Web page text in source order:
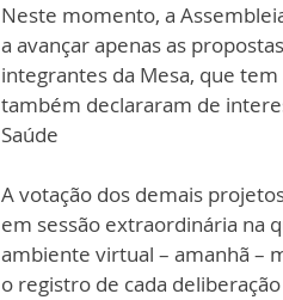
Neste momento, a
a avançar apenas as
integrantes da Mesa, que
também declararam de
Saúde
A votação dos demais
em sessão extraordinária na
ambiente virtual – amanhã –
o registro de cada